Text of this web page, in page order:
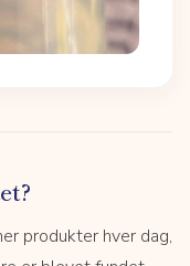
produkter hver dag,